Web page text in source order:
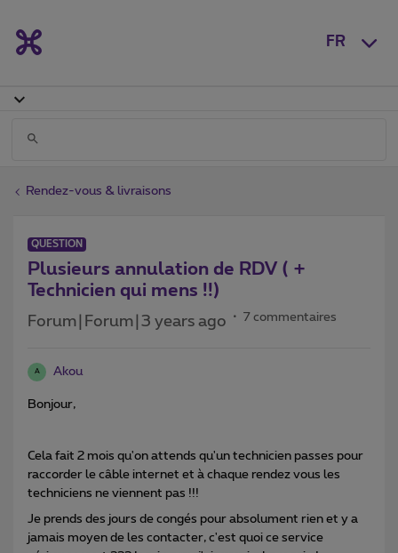
FR
Rendez-vous & livraisons
QUESTION
Plusieurs annulation de RDV ( +
Technicien qui mens !!)
Forum|Forum|3 years ago 7 commentaires
A Akou
Bonjour,
Cela fait 2 mois qu'on attends qu'un technicien passes pour
raccorder le câble internet et à chaque rendez vous les
techniciens ne viennent pas !!!
Je prends des jours de congés pour absolument rien et y a
jamais moyen de les contacter, c'est quoi ce service